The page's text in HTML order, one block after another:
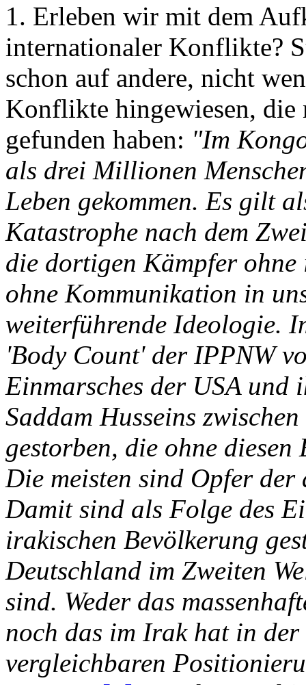
1. Erleben wir mit dem
internationaler Konflikte?
schon auf andere, nicht
Konflikte hingewiesen,
gefunden haben: "Im
als drei Millionen
Leben gekommen. Es gilt
Katastrophe nach dem
die dortigen Kämpfer
ohne Kommunikation in
weiterführende Ideologie.
'Body Count' der IPPNW
Einmarsches der USA und
Saddam Husseins
gestorben, die ohne
Die meisten sind Opfer
Damit sind als Folge des
irakischen Bevölkerung
Deutschland im Zweiten
sind. Weder das
noch das im Irak hat in
vergleichbaren